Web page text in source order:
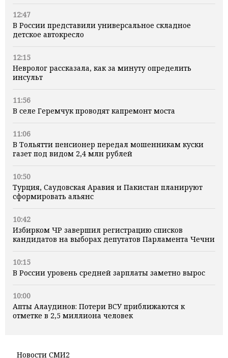
12:47
В России представили универсальное складное
детское автокресло
12:15
Невролог рассказала, как за минуту определить
инсульт
11:56
В селе Геремчук проводят капремонт моста
11:06
В Тольятти пенсионер передал мошенникам куски
газет под видом 2,4 млн рублей
10:50
Турция, Саудовская Аравия и Пакистан планируют
сформировать альянс
10:42
Избирком ЧР завершил регистрацию списков
кандидатов на выборах депутатов Парламента Чечни
10:15
В России уровень средней зарплаты заметно вырос
10:00
Апты Алаудинов: Потери ВСУ приближаются к
отметке в 2,5 миллиона человек
Новости СМИ2